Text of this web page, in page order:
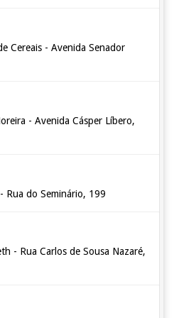
Cereais - Avenida Senador
- Avenida Cásper Líbero,
Rua do Seminário, 199
- Rua Carlos de Sousa Nazaré,